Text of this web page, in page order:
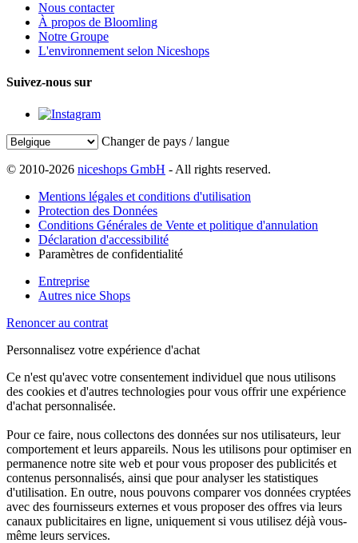
Nous contacter
À propos de Bloomling
Notre Groupe
L'environnement selon Niceshops
Suivez-nous sur
Changer de pays / langue
© 2010-2026 niceshops GmbH - All rights reserved.
Mentions légales et conditions d'utilisation
Protection des Données
Conditions Générales de Vente et politique d'annulation
Déclaration d'accessibilité
Paramètres de confidentialité
Entreprise
Autres nice Shops
Renoncer au contrat
Personnalisez votre expérience d'achat
Ce n'est qu'avec votre consentement individuel que nous utilisons
des cookies et d'autres technologies pour vous offrir une expérience
d'achat personnalisée.
Pour ce faire, nous collectons des données sur nos utilisateurs, leur
comportement et leurs appareils. Nous les utilisons pour optimiser en
permanence notre site web et pour vous proposer des publicités et
contenus personnalisés, ainsi que pour analyser les statistiques
d'utilisation. En outre, nous pouvons comparer vos données cryptées
avec des fournisseurs externes et vous proposer des offres via leurs
canaux publicitaires en ligne, uniquement si vous utilisez déjà vous-
même leurs services.